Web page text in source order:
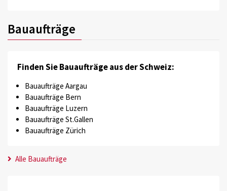
Bauaufträge
Finden Sie Bauaufträge aus der Schweiz:
Bauaufträge Aargau
Bauaufträge Bern
Bauaufträge Luzern
Bauaufträge St.Gallen
Bauaufträge Zürich
Alle Bauaufträge